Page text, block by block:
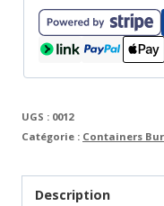
UGS : 0012
Catégorie : Containers
Description